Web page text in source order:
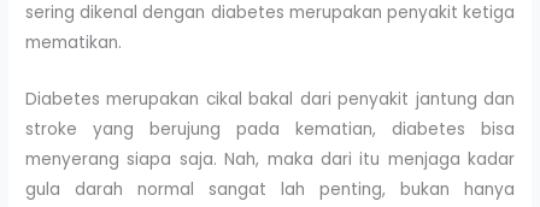
sering dikenal dengan diabetes merupakan penyakit ketiga
mematikan.
Diabetes merupakan cikal bakal dari penyakit jantung dan
stroke yang berujung pada kematian, diabetes bisa
menyerang siapa saja. Nah, maka dari itu menjaga kadar
gula darah normal sangat lah penting, bukan hanya